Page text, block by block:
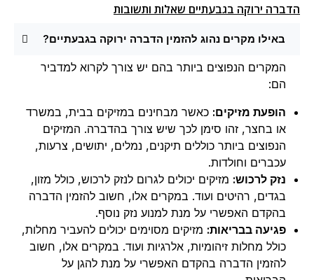
הדברה ירוקה בגבעתיים שאלות ותשובות
באילו מקרים נהוג להזמין הדברה ירוקה בגבעתיים?
המקרים הנפוצים ביותר בהם יש צורך לקרוא למדביר
הם:
הופעת מזיקים: כאשר מבחינים במזיקים בבית, במשרד
או בחצר, זהו סימן לכך שיש צורך בהדברה. המזיקים
הנפוצים ביותר כוללים תיקנים, נמלים, יתושים, צרעות,
עכברים וחולדות.
נזק לרכוש: מזיקים יכולים לגרום לנזק לרכוש, כולל מזון,
בגדים, רהיטים ועוד. במקרים אלו, חשוב להזמין הדברה
בהקדם האפשרי על מנת למנוע נזק נוסף.
פגיעה בבריאות: מזיקים מסוימים יכולים להעביר מחלות,
כולל מחלות זיהומיות, אלרגיות ועוד. במקרים אלו, חשוב
להזמין הדברה בהקדם האפשרי על מנת להגן על